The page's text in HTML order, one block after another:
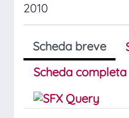
2010
Scheda breve
Scheda completa